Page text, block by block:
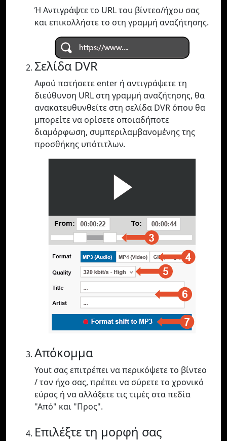
Ή Αντιγράψτε το URL του βίντεο/ήχου σας
και επικολλήστε το στη γραμμή αναζήτησης.
Σελίδα DVR
Αφού πατήσετε enter ή αντιγράψετε τη
διεύθυνση URL στη γραμμή αναζήτησης, θα
ανακατευθυνθείτε στη σελίδα DVR όπου θα
μπορείτε να ορίσετε οποιαδήποτε
διαμόρφωση, συμπεριλαμβανομένης της
προσθήκης υπότιτλων.
Απόκομμα
Yout σας επιτρέπει να περικόψετε το βίντεο
/ τον ήχο σας, πρέπει να σύρετε το χρονικό
εύρος ή να αλλάξετε τις τιμές στα πεδία
"Από" και "Προς".
Επιλέξτε τη μορφή σας